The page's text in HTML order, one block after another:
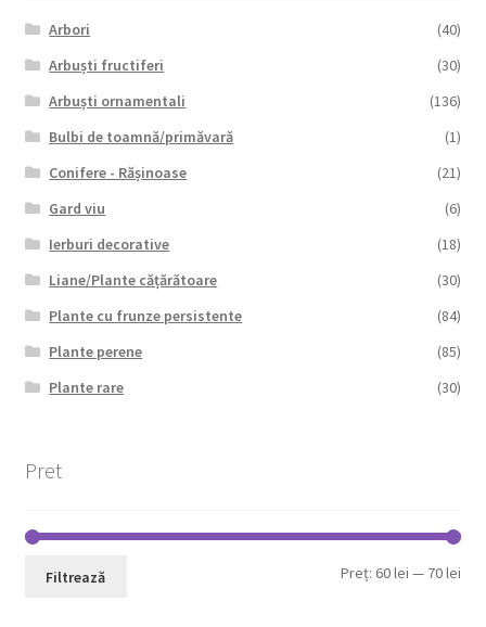
Arbori
(40)
Arbuști fructiferi
(30)
Arbuști ornamentali
(136)
Bulbi de toamnă/primăvară
(1)
Conifere - Rășinoase
(21)
Gard viu
(6)
Ierburi decorative
(18)
Liane/Plante cățărătoare
(30)
Plante cu frunze persistente
(84)
Plante perene
(85)
Plante rare
(30)
Pret
Filtrează Preț: 60 lei — 70 lei